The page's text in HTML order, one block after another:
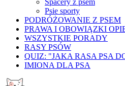
Spacery z psem
Psie sporty
PODRÓŻOWANIE Z PSEM
PRAWA I OBOWIĄZKI
WSZYSTKIE PORADY
RASY PSÓW
QUIZ: "JAKA RASA PSA
IMIONA DLA PSA